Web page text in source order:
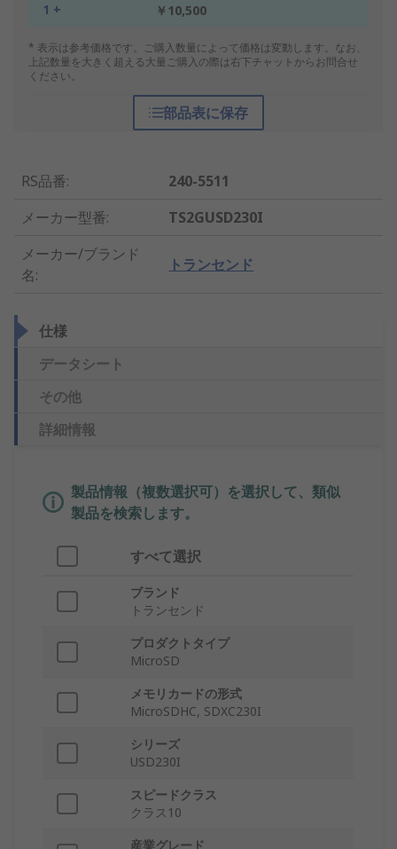
1 + ￥10,500
* 表示は参考価格です。ご購入数量によって価格は変動します。なお、
上記数量を大きく超える大量ご購入の際は右下チャットからお問合せ
ください。
部品表に保存
RS品番:
240-5511
メーカー型番:
TS2GUSD230I
メーカー/ブランド
名:
トランセンド
仕様
データシート
その他
詳細情報
製品情報（複数選択可）を選択して、類似
製品を検索します。
すべて選択
ブランド
トランセンド
プロダクトタイプ
MicroSD
メモリカードの形式
MicroSDHC, SDXC230I
シリーズ
USD230I
スピードクラス
クラス10
産業グレード